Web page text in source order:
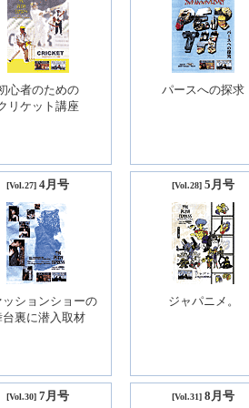
心者のための
リケット講座
パースへの探求
[Vol.27] 4月号
ションショーの
台裏に潜入取材
[Vol.28] 5月号
ジャパニメ。
[Vol.30] 7月号 [Vol.31] 8月号